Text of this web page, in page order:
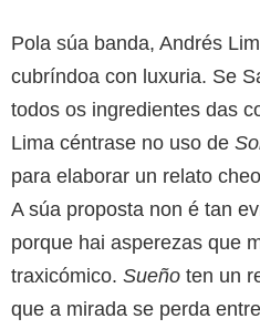
Pola súa banda, Andrés
cubríndoa con luxuria. Se
todos os ingredientes das
Lima céntrase no uso de
para elaborar un relato
A súa proposta non é tan
porque hai asperezas que
traxicómico. Sueño ten un
que a mirada se perda